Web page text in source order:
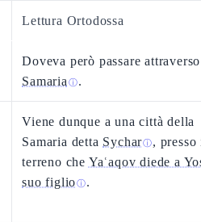
Lettura Ortodossa
Doveva però passare
Samaria ⓘ.
Viene dunque a una città della
Samaria detta Sycharⓘ, presso
terreno che Yaʿaqov diede a
suo figlioⓘ.